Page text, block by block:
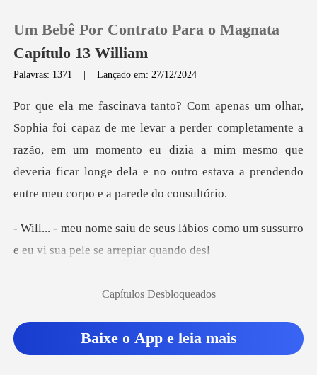
0
Sair
Um Bebê Por Contrato Para o Magnata
Capítulo 13 William
Palavras: 1371 |Lançado em: 27/12/2024
perder completamente a
razão, em um momento eu dizia a mim mesmo que
deveria ficar
s lábios como um sussurro
e eu v
Capítulos Desbloqueados
Baixe o App e leia mais